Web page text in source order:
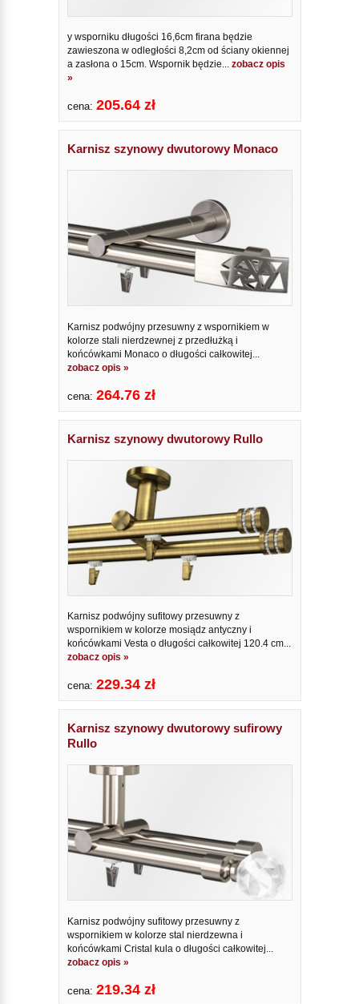
y wsporniku długości 16,6cm firana będzie
zawieszona w odległości 8,2cm od ściany okiennej
a zasłona o 15cm. Wspornik będzie... zobacz opis
»
cena: 205.64 zł
Karnisz szynowy dwutorowy Monaco
Karnisz podwójny przesuwny z wspornikiem w
kolorze stali nierdzewnej z przedłużką i
końcówkami Monaco o długości całkowitej...
zobacz opis »
cena: 264.76 zł
Karnisz szynowy dwutorowy Rullo
Karnisz podwójny sufitowy przesuwny z
wspornikiem w kolorze mosiądz antyczny i
końcówkami Vesta o długości całkowitej 120.4 cm...
zobacz opis »
cena: 229.34 zł
Karnisz szynowy dwutorowy sufirowy
Rullo
Karnisz podwójny sufitowy przesuwny z
wspornikiem w kolorze stal nierdzewna i
końcówkami Cristal kula o długości całkowitej...
zobacz opis »
cena: 219.34 zł